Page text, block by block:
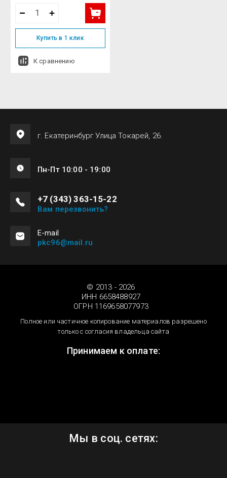
Купить в 1 клик
К сравнению
г. Екатеринбург Улица Токарей, 26.
Пн-Пт 10:00 - 19:00
+7 (343) 363-15-22
Вам перезвонить?
Е-mail
pkc96@mail.ru
© 2013 - 2026
ИНН 6658488927
ОГРН 1169658077973
Полное или частичное копирование материалов разрешено
только с согласия владельца сайта
Принимаем к оплате:
Мы в соц. сетях: